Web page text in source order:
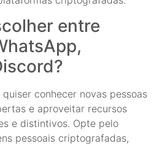
entre
conhecer novas pessoas
e aproveitar recursos
e distintivos. Opte pelo
pessoais criptografadas,